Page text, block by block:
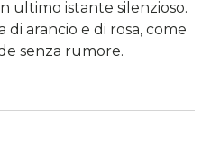
ultimo istante silenzioso.
di arancio e di rosa, come
senza rumore.